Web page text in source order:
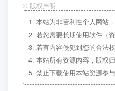
© 版权声明
1. 本站为非营利性个人网站
2. 若您需要长期使用软件（
3. 若有内容侵犯到您的合法
4. 本站所有资源内容，版权
5. 禁止下载使用本站资源参